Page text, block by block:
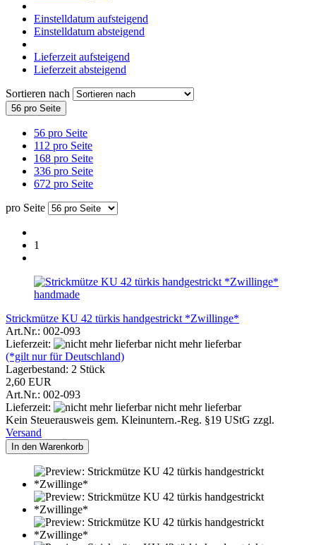
Einstelldatum aufsteigend
Einstelldatum absteigend
Lieferzeit aufsteigend
Lieferzeit absteigend
Sortieren nach
56 pro Seite
56 pro Seite
112 pro Seite
168 pro Seite
336 pro Seite
672 pro Seite
pro Seite
1
handmade
Strickmütze KU 42 türkis handgestrickt *Zwillinge*
Art.Nr.: 002-093
Lieferzeit:
nicht mehr lieferbar
(*gilt nur für Deutschland)
Lagerbestand: 2 Stück
2,60 EUR
Art.Nr.: 002-093
Lieferzeit:
nicht mehr lieferbar
Kein Steuerausweis gem. Kleinuntern.-Reg. §19 UStG zzgl.
Versand
In den Warenkorb